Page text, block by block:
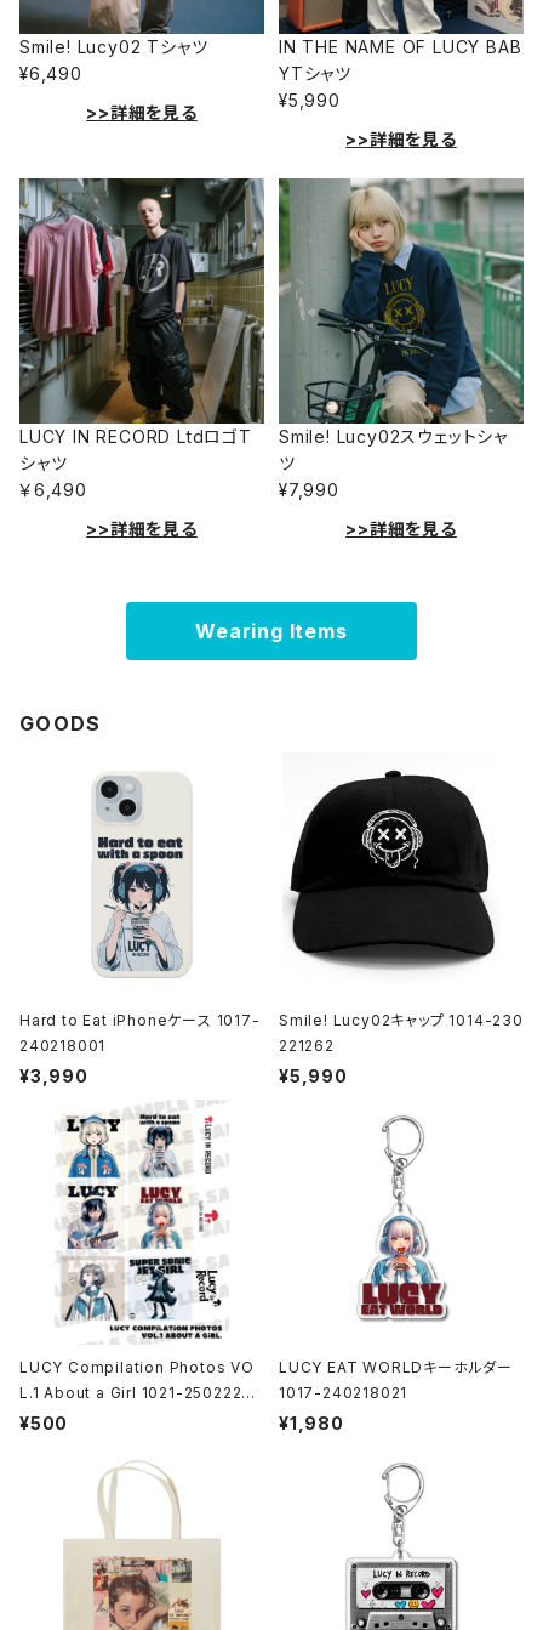
Smile! Lucy02 Tシャツ
¥6,490
>>詳細を見る
IN THE NAME OF LUCY BAB
YTシャツ
¥5,990
>>詳細を見る
LUCY IN RECORD LtdロゴT
シャツ
￥6,490
>>詳細を見る
Smile! Lucy02スウェットシャ
ツ
¥7,990
>>詳細を見る
Wearing Items
GOODS
Hard to Eat iPhoneケース 1017-
240218001
¥3,990
Smile! Lucy02キャップ 1014-230
221262
¥5,990
LUCY Compilation Photos VO
L.1 About a Girl 1021-25022200
1
¥500
LUCY EAT WORLDキーホルダー
1017-240218021
¥1,980